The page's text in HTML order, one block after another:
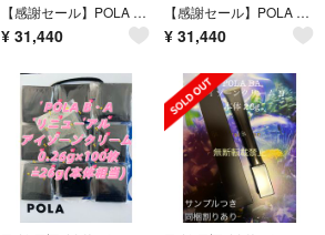
【感謝セール】POLA B.A最新アイゾーンクリーム 0.26g×200枚
¥ 31,440
【感謝セール】POLA B.A最新アイゾーンクリーム 0.26g×200枚
¥ 31,440